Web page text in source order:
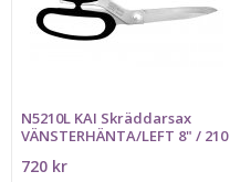
N5210L KAI Skräddarsax
VÄNSTERHÄNTA/LEFT 8" / 210
720 kr